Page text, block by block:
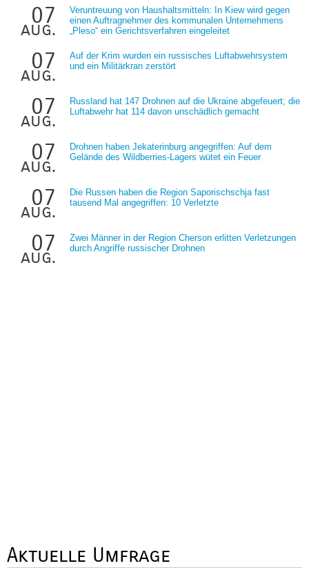
07
aug.
Veruntreuung von Haushaltsmitteln: In Kiew wird gegen
einen Auftragnehmer des kommunalen Unternehmens
„Pleso“ ein Gerichtsverfahren eingeleitet
07
aug.
Auf der Krim wurden ein russisches Luftabwehrsystem
und ein Militärkran zerstört
07
aug.
Russland hat 147 Drohnen auf die Ukraine abgefeuert; die
Luftabwehr hat 114 davon unschädlich gemacht
07
aug.
Drohnen haben Jekaterinburg angegriffen: Auf dem
Gelände des Wildberries-Lagers wütet ein Feuer
07
aug.
Die Russen haben die Region Saporischschja fast
tausend Mal angegriffen: 10 Verletzte
07
aug.
Zwei Männer in der Region Cherson erlitten Verletzungen
durch Angriffe russischer Drohnen
Aktuelle Umfrage